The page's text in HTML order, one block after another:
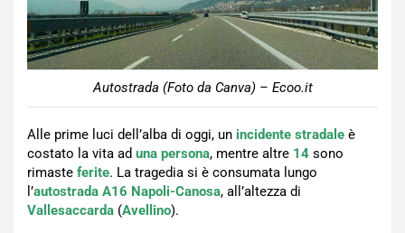
Autostrada (Foto da Canva) – Ecoo.it
Alle prime luci dell’alba di oggi, un incidente stradale è
costato la vita ad una persona, mentre altre 14 sono
rimaste ferite. La tragedia si è consumata lungo
l’autostrada A16 Napoli-Canosa, all’altezza di
Vallesaccarda (Avellino).